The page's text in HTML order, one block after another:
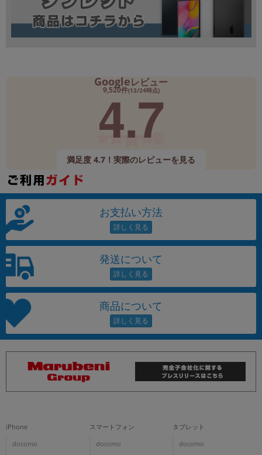
Googleレビュー
9,520件(12/24時点)
4.7
満足度 4.7！実際のレビューを見る
お支払い方法
発送について
商品について
iPhone
docomo
スマートフォン
docomo
タブレット
docomo